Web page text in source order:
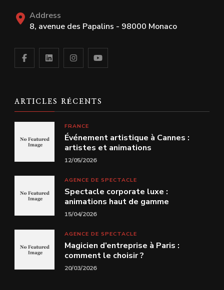
Address
8, avenue des Papalins - 98000 Monaco
ARTICLES RÉCENTS
FRANCE
Événement artistique à Cannes :
artistes et animations
12/05/2026
AGENCE DE SPECTACLE
Spectacle corporate luxe :
animations haut de gamme
15/04/2026
AGENCE DE SPECTACLE
Magicien d’entreprise à Paris :
comment le choisir ?
20/03/2026